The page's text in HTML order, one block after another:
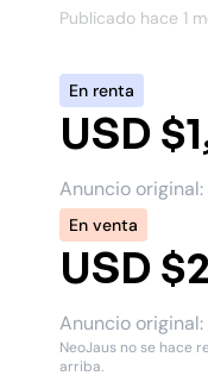
Publicado hace 1
En renta
USD
Anuncio original:
En venta
USD
Anuncio original:
NeoJaus no se hace
arriba.